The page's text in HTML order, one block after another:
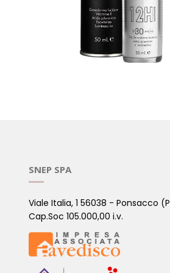
SNEP SPA
Viale Italia, 1 56038 - Ponsacco
Cap.Soc 105.000,00 i.v.